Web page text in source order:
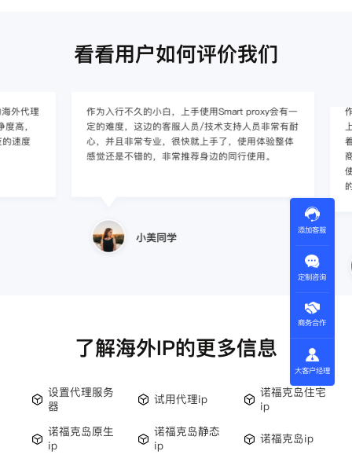
看看用户如何评价我们
作为入行不久的小白，上手使用Smart proxy会有一
定的难度，这边的客服人员/技术支持人员非常有耐
心，并且非常专业，很快就上手了，使用体验整体
感觉还是不错的，非常推荐身边的同行使用。
小美同学
作为一家跨境电
上面经营着多个
着强烈的需求，
商，不是断网就
使用效果，体验
的问题，使用效
了解海外IP的更多信息
设置代理服务
器
试用代理ip
诺福克岛住宅
ip
诺福克岛原生
ip
诺福克岛静态
ip
诺福克岛ip
添加客服
定制咨询
商务合作
大客户经理